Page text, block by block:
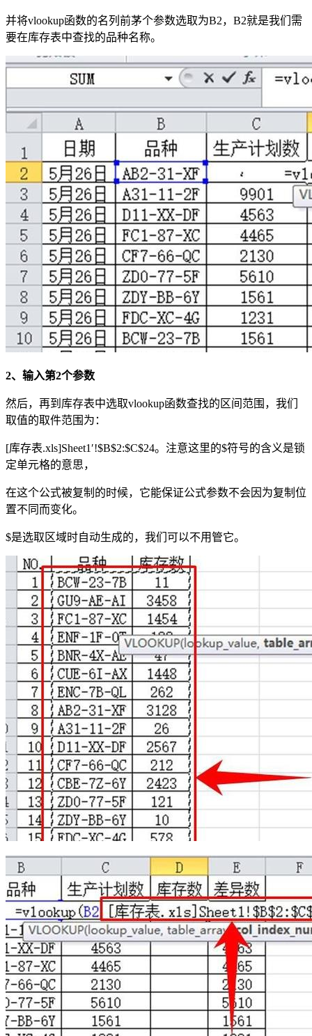
并将vlookup函数的名列前茅个参数选取为B2，B2就是我们需
要在库存表中查找的品种名称。
2、输入第2个参数
然后，再到库存表中选取vlookup函数查找的区间范围，我们
取值的取件范围为：
[库存表.xls]Sheet1′!$B$2:$C$24。注意这里的$符号的含义是锁
定单元格的意思，
在这个公式被复制的时候，它能保证公式参数不会因为复制位
置不同而变化。
$是选取区域时自动生成的，我们可以不用管它。